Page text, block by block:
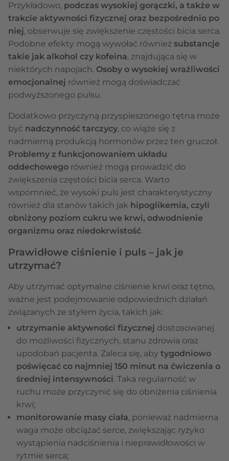
Przykładowo, podczas wysokiej gorączki, a także w
trakcie aktywności fizycznej oraz bezpośrednio po
niej, obserwuje się zwiększenie częstości bicia serca.
Podobne efekty mogą wywołać również substancje
takie jak alkohol czy kofeina, znajdująca się w
niektórych napojach. Osoby o wysokiej wrażliwości
emocjonalnej również mogą doświadczać
podwyższonego pulsu.
Dodatkowo przyczyną przyspieszonego tętna może
być nadczynność tarczycy, co wiąże się z
nadmierną produkcją hormonów przez ten gruczoł.
Problemy z funkcjonowaniem układu
oddechowego również mogą prowadzić do
zwiększenia częstości bicia serca. Warto
wspomnieć, że wysoki puls jest charakterystyczny
również dla stanów takich jak hipoglikemia, czyli
obniżony poziom cukru we krwi, odwodnienie
organizmu oraz niedokrwistość.
Prawidłowe ciśnienie i puls – jak je
utrzymać?
Aby utrzymać optymalne ciśnienie krwi oraz tętno,
ważne jest podejmowanie odpowiednich działań
związanych ze stylem życia, takich jak:
utrzymanie aktywności fizycznej dostosowanej
do możliwości fizycznych, stanu zdrowia oraz
upodobań pacjenta. Zaleca się, aby tygodniowo
poświęcać co najmniej 150 minut na ćwiczenia o
średniej intensywności. Taka regularność w
ruchu może przyczynić się do obniżenia ciśnienia
krwi;
monitorowanie masy ciała, ponieważ nadmierna
waga może obciążać serce, zwiększając ryzyko
wystąpienia nadciśnienia i nieprawidłowości w
rytmie serca;